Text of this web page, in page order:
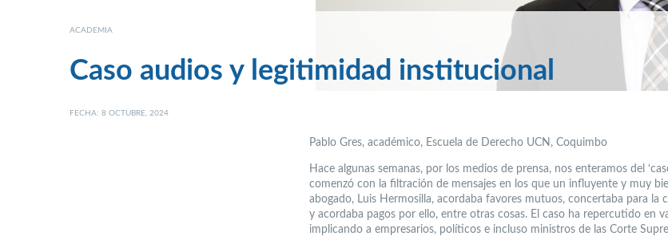
ACADEMIA
Caso audios y legitimidad institucional
FECHA: 8 OCTUBRE, 2024
Pablo Gres, académico, Escuela de Derecho UCN, Coquimbo
Hace algunas semanas, por los medios de prensa, nos enteramos del
comenzó con la filtración de mensajes en los que un influyente y muy
abogado, Luis Hermosilla, acordaba favores mutuos, concertaba para la
y acordaba pagos por ello, entre otras cosas. El caso ha repercutido en
implicando a empresarios, políticos e incluso ministros de las Corte